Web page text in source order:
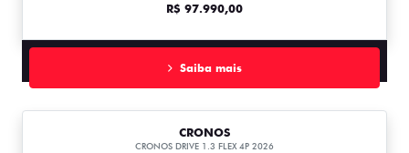
R$ 97.990,00
Saiba mais
CRONOS
CRONOS DRIVE 1.3 FLEX 4P 2026